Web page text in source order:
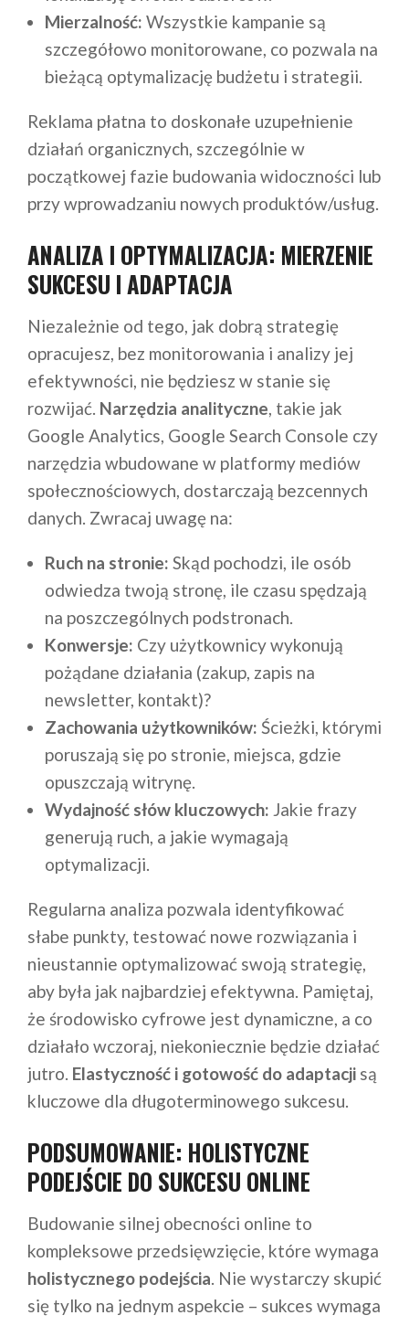
Mierzalność: Wszystkie kampanie są
szczegółowo monitorowane, co pozwala na
bieżącą optymalizację budżetu i strategii.
Reklama płatna to doskonałe uzupełnienie
działań organicznych, szczególnie w
początkowej fazie budowania widoczności lub
przy wprowadzaniu nowych produktów/usług.
ANALIZA I OPTYMALIZACJA: MIERZENIE
SUKCESU I ADAPTACJA
Niezależnie od tego, jak dobrą strategię
opracujesz, bez monitorowania i analizy jej
efektywności, nie będziesz w stanie się
rozwijać. Narzędzia analityczne, takie jak
Google Analytics, Google Search Console czy
narzędzia wbudowane w platformy mediów
społecznościowych, dostarczają bezcennych
danych. Zwracaj uwagę na:
Ruch na stronie: Skąd pochodzi, ile osób
odwiedza twoją stronę, ile czasu spędzają
na poszczególnych podstronach.
Konwersje: Czy użytkownicy wykonują
pożądane działania (zakup, zapis na
newsletter, kontakt)?
Zachowania użytkowników: Ścieżki, którymi
poruszają się po stronie, miejsca, gdzie
opuszczają witrynę.
Wydajność słów kluczowych: Jakie frazy
generują ruch, a jakie wymagają
optymalizacji.
Regularna analiza pozwala identyfikować
słabe punkty, testować nowe rozwiązania i
nieustannie optymalizować swoją strategię,
aby była jak najbardziej efektywna. Pamiętaj,
że środowisko cyfrowe jest dynamiczne, a co
działało wczoraj, niekoniecznie będzie działać
jutro. Elastyczność i gotowość do adaptacji są
kluczowe dla długoterminowego sukcesu.
PODSUMOWANIE: HOLISTYCZNE
PODEJŚCIE DO SUKCESU ONLINE
Budowanie silnej obecności online to
kompleksowe przedsięwzięcie, które wymaga
holistycznego podejścia. Nie wystarczy skupić
się tylko na jednym aspekcie – sukces wymaga